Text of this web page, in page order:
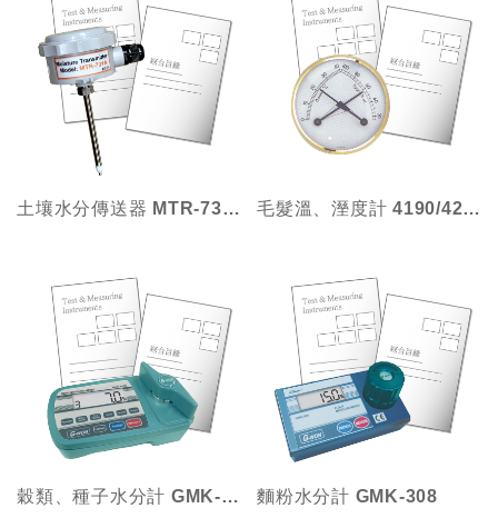
土壤水分傳送器 MTR-730系列 毛髮溫、溼度計 4190/4200(指針式)
穀類、種子水分計 GMK-303F/503S 麵粉水分計 GMK-308